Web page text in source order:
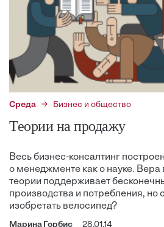
Среда Бизнес и общество
Теории на продажу
Весь бизнес-консалтинг
о менеджменте как о науке. Вера
теории поддерживает
производства и потребления, но
изобретать велосипед?
Марина Горбис 28.01.14